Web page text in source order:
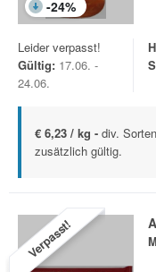
-24%
Leider verpasst!
Gültig: 17.06. -
24.06.
€ 6,23 / kg - div.
zusätzlich gültig.
Verpasst!